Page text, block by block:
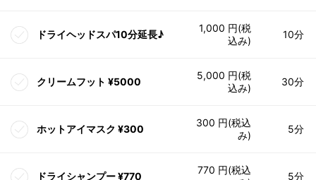
ドライヘッドスパ10分延長♪
1,000 円(税
込み)
10分
クリームフット ¥5000
5,000 円(税
込み)
30分
ホットアイマスク ¥300
300 円(税込
み)
5分
ドライシャンプー ¥770
770 円(税込
5分